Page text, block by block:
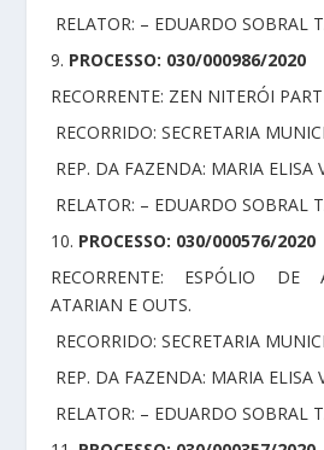
RELATOR: – EDUARDO SOBRAL
9. PROCESSO: 030/000986/2020
RECORRENTE: ZEN NITERÓI
RECORRIDO: SECRETARIA
REP. DA FAZENDA: MARIA ELISA
RELATOR: – EDUARDO SOBRAL
10. PROCESSO: 030/000576/2020
RECORRENTE: ESPÓLIO DE
ATARIAN E OUTS.
RECORRIDO: SECRETARIA
REP. DA FAZENDA: MARIA ELISA
RELATOR: – EDUARDO SOBRAL